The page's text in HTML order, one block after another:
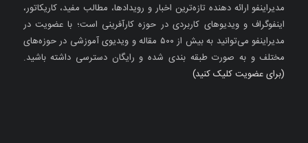
مدیراینفو ارائه دهنده تازه‌ترین اخبار و رویدادها، مطالب مفید، کاریکاتور،
اینفوگراف و ویدیوهای کاربردی در حوزه کارآفرینی است؛ با عضویت در
مدیراینفو می‌توانید به بیش از ۵۰۰ مقاله و ویدیوی آموزشی در حوزه‌های
مختلف و به صورت طبقه بندی شده و رایگان دسترسی داشته باشید.
(برای عضویت کلیک کنید)